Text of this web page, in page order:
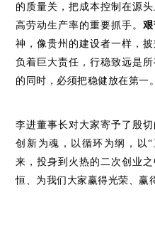
的质量关，把成本控制在源
高劳动生产率的重要抓手。 艰
神，像贵州的建设者一样，披
负着巨大责任，行稳致远是
的同时，必须把稳健放在第一。
李进董事长对大家寄予了殷
创新为魂，以循环为纲，以
来，投身到火热的二次创业
恒、为我们大家赢得光荣、赢